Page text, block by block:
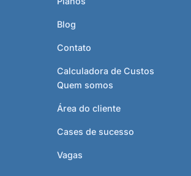
Blog
Contato
Calculadora de Custos
Quem somos
Área do cliente
Cases de sucesso
Vagas